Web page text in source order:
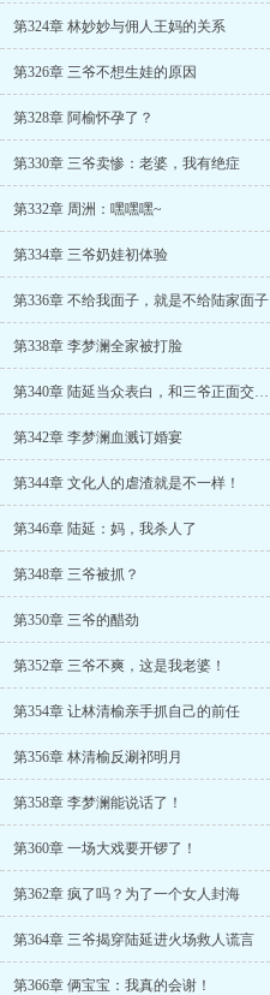
第324章 林妙妙与佣人王妈的关系
第326章 三爷不想生娃的原因
第328章 阿榆怀孕了？
第330章 三爷卖惨：老婆，我有绝症
第332章 周洲：嘿嘿嘿~
第334章 三爷奶娃初体验
第336章 不给我面子，就是不给陆家面子
第338章 李梦澜全家被打脸
第340章 陆延当众表白，和三爷正面交锋！
第342章 李梦澜血溅订婚宴
第344章 文化人的虐渣就是不一样！
第346章 陆延：妈，我杀人了
第348章 三爷被抓？
第350章 三爷的醋劲
第352章 三爷不爽，这是我老婆！
第354章 让林清榆亲手抓自己的前任
第356章 林清榆反涮祁明月
第358章 李梦澜能说话了！
第360章 一场大戏要开锣了！
第362章 疯了吗？为了一个女人封海
第364章 三爷揭穿陆延进火场救人谎言
第366章 俩宝宝：我真的会谢！